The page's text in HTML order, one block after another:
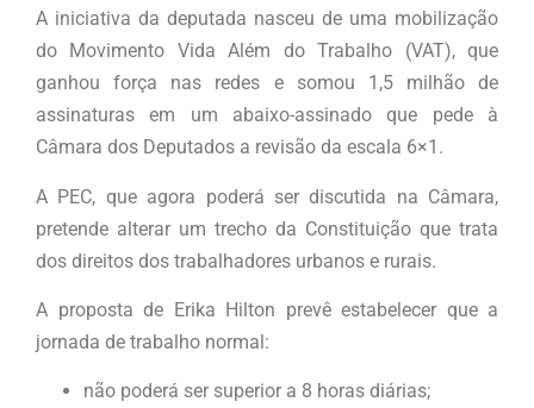
A iniciativa da deputada nasceu de uma mobilização
do Movimento Vida Além do Trabalho (VAT), que
ganhou força nas redes e somou 1,5 milhão de
assinaturas em um abaixo-assinado que pede à
Câmara dos Deputados a revisão da escala 6×1.
A PEC, que agora poderá ser discutida na Câmara,
pretende alterar um trecho da Constituição que trata
dos direitos dos trabalhadores urbanos e rurais.
A proposta de Erika Hilton prevê estabelecer que a
jornada de trabalho normal:
não poderá ser superior a 8 horas diárias;